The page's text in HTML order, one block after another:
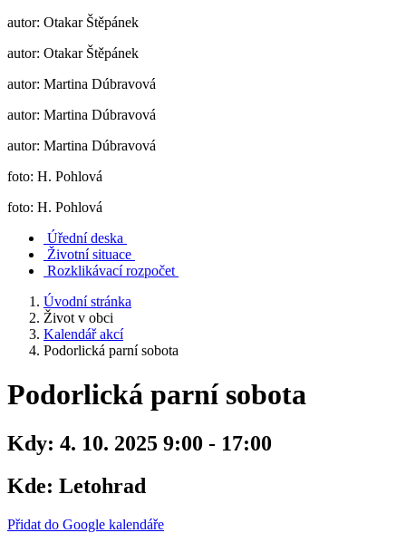
autor: Otakar Štěpánek
autor: Otakar Štěpánek
autor: Martina Dúbravová
autor: Martina Dúbravová
autor: Martina Dúbravová
foto: H. Pohlová
foto: H. Pohlová
Úřední deska
Životní situace
Rozklikávací rozpočet
Úvodní stránka
Život v obci
Kalendář akcí
Podorlická parní sobota
Podorlická parní sobota
Kdy: 4. 10. 2025 9:00 - 17:00
Kde: Letohrad
Přidat do Google kalendáře